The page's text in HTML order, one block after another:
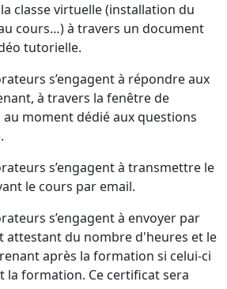
classe virtuelle (installation du
cours…) à travers un document
tutorielle.
s’engagent à répondre aux
à travers la fenêtre de
moment dédié aux questions
s’engagent à transmettre le
le cours par email.
s’engagent à envoyer par
attestant du nombre d'heures et le
après la formation si celui-ci
la formation. Ce certificat sera